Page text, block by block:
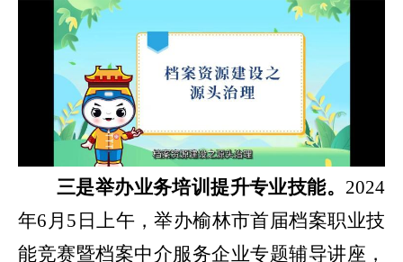
三是举办业务培训提升专业技能。 2024
年6月5日上午，举办榆林市首届档案职业技
能竞赛暨档案中介服务企业专题辅导讲座，